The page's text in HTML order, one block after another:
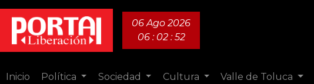
06 Ago 2026
06 : 02 : 54
Inicio Política Sociedad Cultura Valle de Toluca